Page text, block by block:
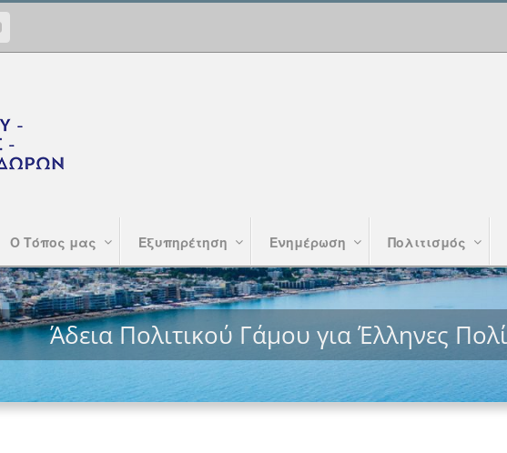
YouTube
Ο Τόπος μας Εξυπηρέτηση Ενημέρωση Πολιτισμός
Άδεια Πολιτικού Γάμου για Έλληνες